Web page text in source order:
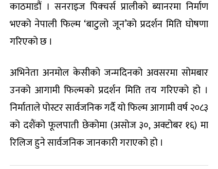
काठमाडौं । सनराइज पिक्चर्स प्रालीको ब्यानरमा निर्माण
भएको नेपाली फिल्म ‘बाटुलो जून’को प्रदर्शन मिति घोषणा
गरिएको छ ।
अभिनेता अनमोल केसीको जन्मदिनको अवसरमा सोमबार
उनको आगामी फिल्मको प्रदर्शन मिति तय गरिएको हो ।
निर्माताले पोस्टर सार्वजनिक गर्दै यो फिल्म आगामी वर्ष २०८३
को दशैंको फूलपाती छेकोमा (असोज ३०, अक्टोबर १६) मा
रिलिज हुने सार्वजनिक जानकारी गराएको हो ।